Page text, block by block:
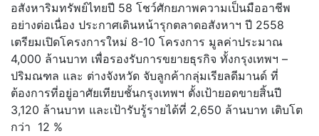
อสังหาริมทรัพย์ไทยปี 58 โชว์ศักยภาพความเป็นมืออาชีพ
อย่างต่อเนื่อง ประกาศเดินหน้ารุกตลาดอสังหาฯ ปี 2558
เตรียมเปิดโครงการใหม่ 8-10 โครงการ มูลค่าประมาณ
4,000 ล้านบาท เพื่อรองรับการขยายธุรกิจ ทั้งกรุงเทพฯ –
ปริมณฑล และ ต่างจังหวัด จับลูกค้ากลุ่มเรียลดีมานด์ ที่
ต้องการที่อยู่อาศัยเทียบชั้นกรุงเทพฯ ตั้งเป้ายอดขายสิ้นปี
3,120 ล้านบาท และเป้ารับรู้รายได้ที่ 2,650 ล้านบาท เติบโต
กว่า 12 %